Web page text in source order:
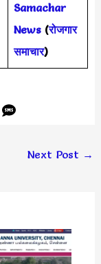
Samachar
News(रोजगार
समाचार)
Next Post →